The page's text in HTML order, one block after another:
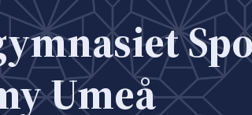
Umeå